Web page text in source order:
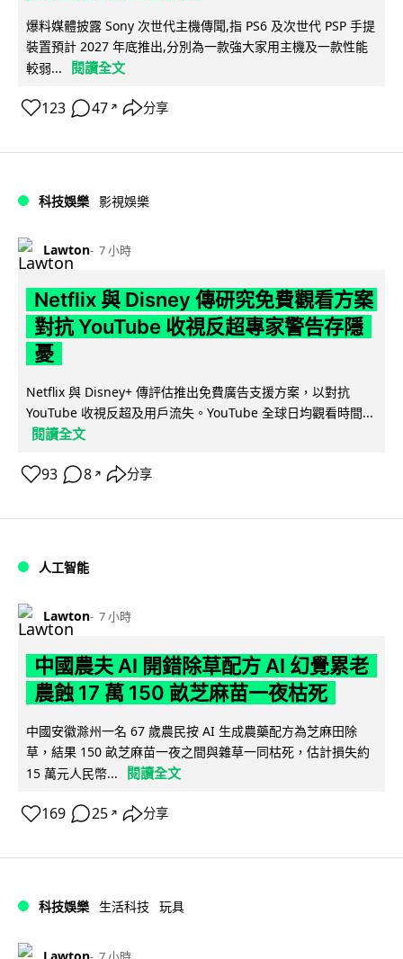
爆料媒體披露 Sony 次世代主機傳聞,指 PS6 及次世代 PSP 手提
裝置預計 2027 年底推出,分別為一款強大家用主機及一款性能
較弱...
閱讀全文
123 47 ↗ 分享
科技娛樂 影視娛樂
Lawton 7 小時
Netflix 與 Disney 傳研究免費觀看方案
對抗 YouTube 收視反超專家警告存隱
憂
Netflix 與 Disney+ 傳評估推出免費廣告支援方案，以對抗
YouTube 收視反超及用戶流失。YouTube 全球日均觀看時間...
閱讀全文
93 8 ↗ 分享
人工智能
Lawton 7 小時
中國農夫 AI 開錯除草配方 AI 幻覺累老
農蝕 17 萬 150 畝芝麻苗一夜枯死
中國安徽滁州一名 67 歲農民按 AI 生成農藥配方為芝麻田除
草，結果 150 畝芝麻苗一夜之間與雜草一同枯死，估計損失約
15 萬元人民幣...
閱讀全文
169 25 ↗ 分享
科技娛樂 生活科技 玩具
Lawton